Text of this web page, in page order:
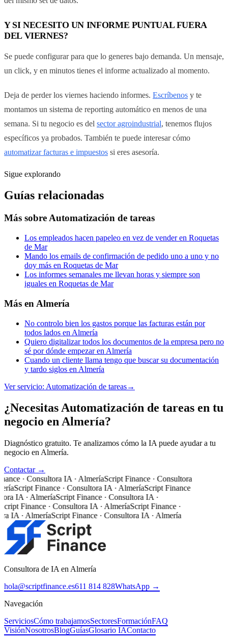
Y SI NECESITO UN INFORME PUNTUAL FUERA
DEL VIERNES?
Se puede configurar para que lo generes bajo demanda. Un mensaje,
un click, y en minutos tienes el informe actualizado al momento.
Deja de perder los viernes haciendo informes. Escríbenos y te
montamos un sistema de reporting automático en menos de una
semana. Si tu negocio es del sector agroindustrial, tenemos flujos
específicos ya probados. También te puede interesar cómo
automatizar facturas e impuestos si eres asesoría.
Sigue explorando
Guías relacionadas
Más sobreAutomatización de tareas
Los empleados hacen papeleo en vez de vender en Roquetas
de Mar
Mando los emails de confirmación de pedido uno a uno y no
doy más en Roquetas de Mar
Los informes semanales me llevan horas y siempre son
iguales en Roquetas de Mar
Más en Almería
No controlo bien los gastos porque las facturas están por
todos lados en Almería
Quiero digitalizar todos los documentos de la empresa pero no
sé por dónde empezar en Almería
Cuando un cliente llama tengo que buscar su documentación
y tardo siglos en Almería
Ver servicio: Automatización de tareas→
¿Necesitas Automatización de tareas en tu
negocio en Almería?
Diagnóstico gratuito. Te analizamos cómo la IA puede ayudar a tu
negocio en Almería.
Contactar →
· Consultora IA · AlmeríaScript Finance · Consultora
Script Finance · Consultora IA · AlmeríaScript Finance
IA · AlmeríaScript Finance · Consultora IA ·
Finance · Consultora IA · AlmeríaScript Finance ·
IA · AlmeríaScript Finance · Consultora IA · Almería
Consultora de IA en Almería
hola@scriptfinance.es611 814 828WhatsApp →
Navegación
ServiciosCómo trabajamosSectoresFormaciónFAQ
VisiónNosotrosBlogGuíasGlosario IAContacto